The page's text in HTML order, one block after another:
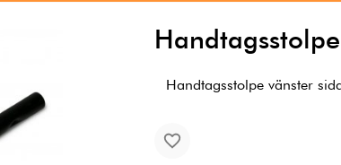
Handtagsstolpe vänster